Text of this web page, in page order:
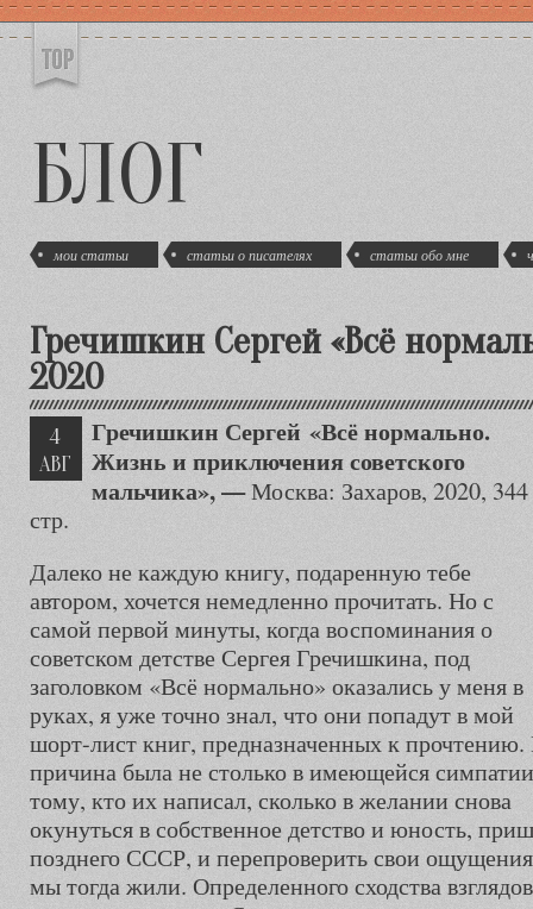
БЛОГ
мои статьи статьи о писателях статьи обо мне
Гречишкин Сергей «Всё
2020
4
АВГ
Гречишкин Сергей «Всё нормально.
Жизнь и приключения советского
мальчика», —Москва: Захаров, 2020, 344
стр.
Далеко не каждую книгу, подаренную тебе
автором, хочется немедленно прочитать. Но с
самой первой минуты, когда воспоминания о
советском детстве Сергея Гречишкина, под
заголовком «Всё нормально» оказались у меня в
руках, я уже точно знал, что они попадут в мой
шорт-лист книг, предназначенных к
причина была не столько в имеющейся
тому, кто их написал, сколько в желании снова
окунуться в собственное детство и юность,
позднего СССР, и перепроверить свои
мы тогда жили. Определенного сходства